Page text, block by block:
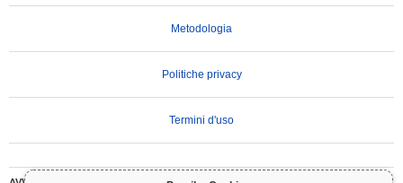
Metodologia
Politiche privacy
Termini d'uso